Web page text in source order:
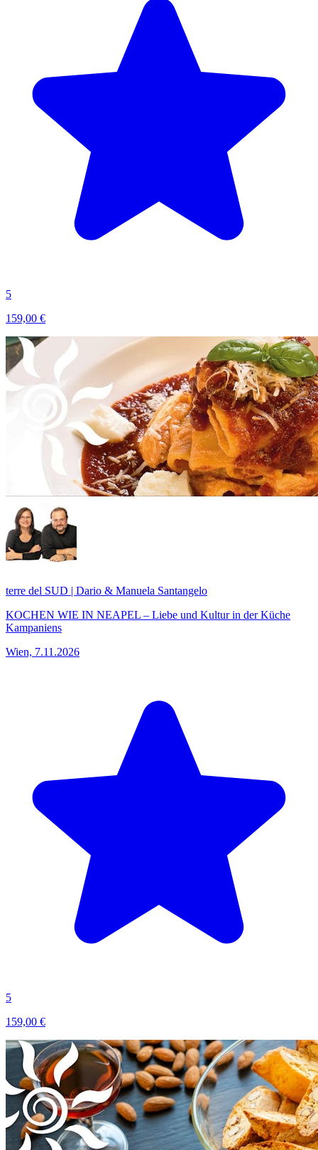
5
159,00 €
terre del SUD | Dario & Manuela Santangelo
KOCHEN WIE IN NEAPEL – Liebe und Kultur in der Küche
Kampaniens
Wien, 7.11.2026
5
159,00 €